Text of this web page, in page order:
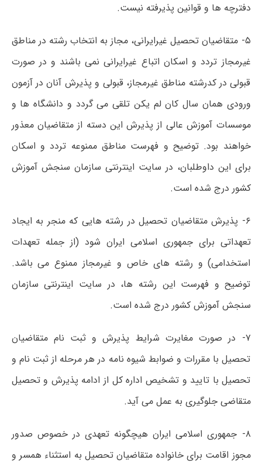
دفترچه ها و قوانین پذیرفته نیست.
۵- متقاضیان تحصیل غیرایرانی، مجاز به انتخاب رشته در مناطق
غیرمجاز تردد و اسکان اتباع غیرایرانی نمی باشند و در صورت
قبولی در کدرشته مناطق غیرمجاز، قبولی و پذیرش آنان در آزمون
ورودی همان سال کان لم یکن تلقی می گردد و دانشگاه ها و
موسسات آموزش عالی از پذیرش این دسته از متقاضیان معذور
خواهند بود. توضیح و فهرست مناطق ممنوعه تردد و اسکان
برای این داوطلبان، در سایت اینترنتی سازمان سنجش آموزش
کشور درج شده است.
۶- پذیرش متقاضیان تحصیل در رشته هایی که منجر به ایجاد
تعهداتی برای جمهوری اسلامی ایران شود (از جمله تعهدات
استخدامی) و رشته های خاص و غیرمجاز ممنوع می باشد.
توضیح و فهرست این رشته ها، در سایت اینترنتی سازمان
سنجش آموزش کشور درج شده است.
۷- در صورت مغایرت شرایط پذیرش و ثبت نام متقاضیان
تحصیل با مقررات و ضوابط شیوه نامه در هر مرحله از ثبت نام و
تحصیل با تایید و تشخیص اداره کل از ادامه پذیرش و تحصیل
متقاضی جلوگیری به عمل می آید.
۸- جمهوری اسلامی ایران هیچگونه تعهدی در خصوص صدور
مجوز اقامت برای خانواده متقاضیان تحصیل به استثناء همسر و